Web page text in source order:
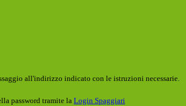
all'indirizzo indicato con le istruzioni necessarie.
password tramite la Login Spaggiari